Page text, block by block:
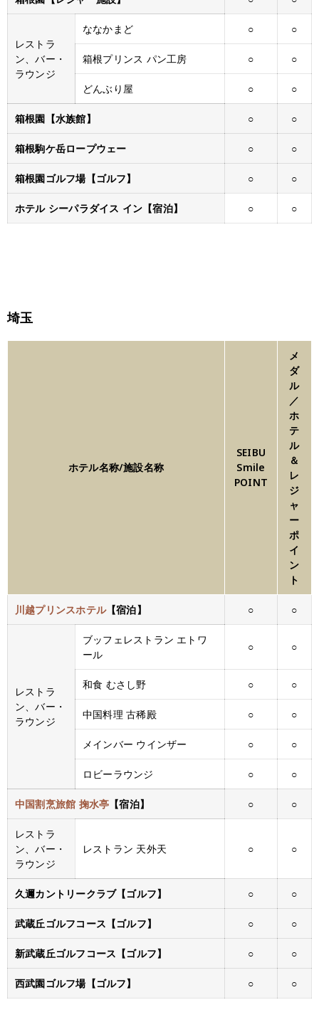
レストラ
ン、バー・
ラウンジ
ななかまど ○ ○
箱根プリンス パン工房 ○ ○
どんぶり屋 ○ ○
箱根園【水族館】 ○ ○
箱根駒ケ岳ロープウェー ○ ○
箱根園ゴルフ場【ゴルフ】 ○ ○
ホテル シーパラダイス イン【宿泊】 ○ ○
埼玉
ホテル名称/施設名称
SEIBU
Smile
POINT
メ
ダ
ル
／
ホ
テ
ル
＆
レ
ジ
ャ
ー
ポ
イ
ン
ト
川越プリンスホテル【宿泊】 ○ ○
レストラ
ン、バー・
ラウンジ
ブッフェレストラン エトワ
ール
○ ○
和食 むさし野 ○ ○
中国料理 古稀殿 ○ ○
メインバー ウインザー ○ ○
ロビーラウンジ ○ ○
中国割烹旅館 掬水亭 【宿泊】 ○ ○
レストラ
ン、バー・
ラウンジ
レストラン 天外天 ○ ○
久邇カントリークラブ【ゴルフ】 ○ ○
武蔵丘ゴルフコース【ゴルフ】 ○ ○
新武蔵丘ゴルフコース【ゴルフ】 ○ ○
西武園ゴルフ場【ゴルフ】 ○ ○